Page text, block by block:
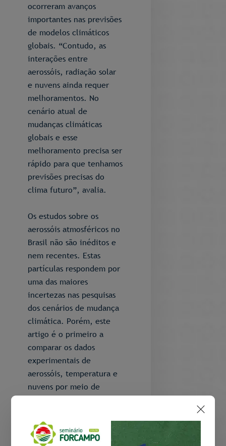
ocorreram avanços
importantes nas previsões
de modelos climáticos
globais. “Contudo, as
interações entre
aerossóis, radiação solar
e nuvens ainda requer
melhoramentos. No
cenário atual de
mudanças climáticas
globais e esse
melhoramento precisa ser
rápido para que tenhamos
previsões precisas do
clima futuro”, avalia.
Os estudos sobre os
aerossóis atmosféricos no
Brasil não são inéditos e
nem recentes. Estas
partículas respondem por
uma das maiores
incertezas nas pesquisas
dos cenários de mudança
climática. Porém, este
artigo é o primeiro a
comparar os dados
experimentais de
aerossóis, temperatura e
nuvens por meio de
globais. Graças ao
monitoramento de longo
...